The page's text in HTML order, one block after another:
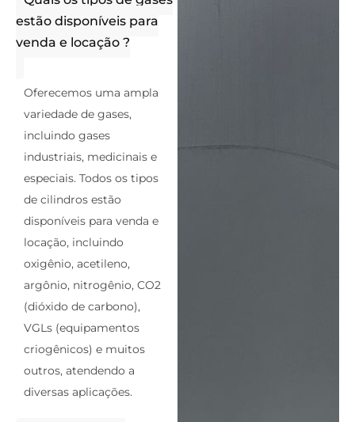
estão disponíveis para
venda e locação ?
Oferecemos uma ampla
variedade de gases,
incluindo gases
industriais, medicinais e
especiais. Todos os tipos
de cilindros estão
disponíveis para venda e
locação, incluindo
oxigênio, acetileno,
argônio, nitrogênio, CO2
(dióxido de carbono),
VGLs (equipamentos
criogênicos) e muitos
outros, atendendo a
diversas aplicações.